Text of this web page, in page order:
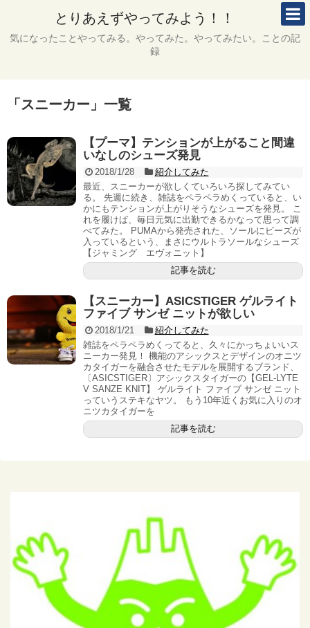
とりあえずやってみよう！！
気になったことやってみる。やってみた。やってみたい。ことの記
録
「 スニーカー 」 一覧
【プーマ】テンションが上がること間違
いなしのシューズ発見
2018/1/28
紹介してみた
最近、スニーカーが欲しくていろいろ探してみてい
る。 先週に続き、雑誌をペラペラめくっていると、い
かにもテンションが上がりそうなシューズを発見。 こ
れを履けば、毎日元気に出勤できるかなって思って調
べてみた。 PUMAから発売された、ソールにビーズが
入っているという、まさにウルトラソールなシューズ
【ジャミング エヴォニット】
記事を読む
【スニーカー】ASICSTIGER ゲルライト
ファイブ サンゼ ニットが欲しい
2018/1/21
紹介してみた
雑誌をペラペラめくってると、久々にかっちょいいス
ニーカー発見！ 機能のアシックスとデザインのオニツ
カタイガーを融合させたモデルを展開するブランド、
〔ASICSTIGER〕アシックスタイガーの【GEL-LYTE
V SANZE KNIT】 ゲルライト ファイブ サンゼ ニット
っていうステキなヤツ。 もう10年近くお気に入りのオ
ニツカタイガーを
記事を読む